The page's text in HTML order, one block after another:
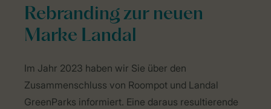
Rebranding zur neuen
Marke Landal
Im Jahr 2023 haben wir Sie über den
Zusammenschluss von Roompot und Landal
GreenParks informiert. Eine daraus resultierende